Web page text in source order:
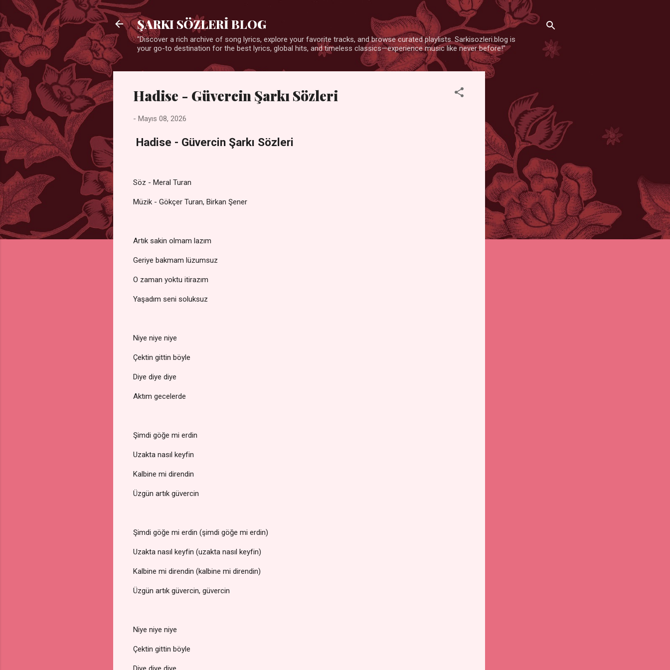
ŞARKI SÖZLERİ BLOG
"Discover a rich archive of song lyrics, explore your favorite tracks, and browse curated playlists. Sarkisozleri.blog is
your go-to destination for the best lyrics, global hits, and timeless classics—experience music like never before!"
Hadise - Güvercin Şarkı Sözleri
- Mayıs 08, 2026
Hadise - Güvercin Şarkı Sözleri
Söz - Meral Turan
Müzik - Gökçer Turan, Birkan Şener
Artık sakin olmam lazım
Geriye bakmam lüzumsuz
O zaman yoktu itirazım
Yaşadım seni soluksuz
Niye niye niye
Çektin gittin böyle
Diye diye diye
Aktım gecelerde
Şimdi göğe mi erdin
Uzakta nasıl keyfin
Kalbine mi direndin
Üzgün artık güvercin
Şimdi göğe mi erdin (şimdi göğe mi erdin)
Uzakta nasıl keyfin (uzakta nasıl keyfin)
Kalbine mi direndin (kalbine mi direndin)
Üzgün artık güvercin, güvercin
Niye niye niye
Çektin gittin böyle